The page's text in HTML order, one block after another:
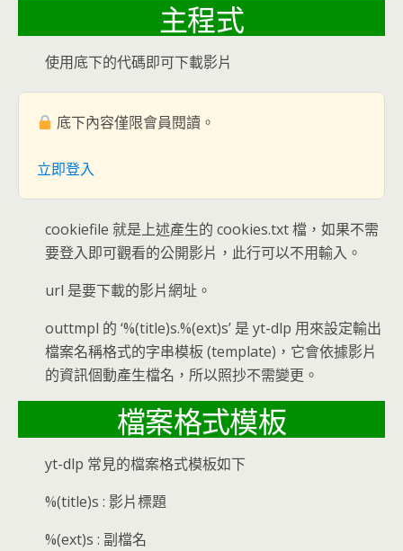
主程式
使用底下的代碼即可下載影片
底下內容僅限會員閱讀。
立即登入
cookiefile 就是上述產生的 cookies.txt 檔，如果不需
要登入即可觀看的公開影片，此行可以不用輸入。
url 是要下載的影片網址。
outtmpl 的 ‘%(title)s.%(ext)s’ 是 yt-dlp 用來設定輸出
檔案名稱格式的字串模板 (template)，它會依據影片
的資訊個動產生檔名，所以照抄不需變更。
檔案格式模板
yt-dlp 常見的檔案格式模板如下
%(title)s : 影片標題
%(ext)s : 副檔名